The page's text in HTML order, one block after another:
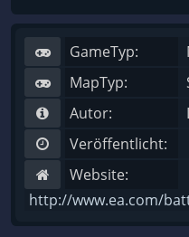
GameTyp:
MapTyp:
Autor:
Veröffentlicht:
Website:
http://www.ea.com/